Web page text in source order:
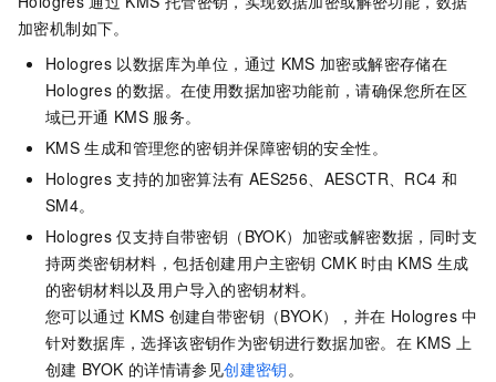
加密机制如下。
Hologres 以数据库为单位，通过 KMS 加密或解密存储在
Hologres 的数据。在使用数据加密功能前，请确保您所在区
域已开通 KMS 服务。
KMS 生成和管理您的密钥并保障密钥的安全性。
Hologres 支持的加密算法有 AES256、AESCTR、RC4 和
SM4。
Hologres 仅支持自带密钥（BYOK）加密或解密数据，同时支
持两类密钥材料，包括创建用户主密钥 CMK 时由 KMS 生成
的密钥材料以及用户导入的密钥材料。
您可以通过 KMS 创建自带密钥（BYOK），并在 Hologres 中
针对数据库，选择该密钥作为密钥进行数据加密。在 KMS 上
创建 BYOK 的详情请参见创建密钥。